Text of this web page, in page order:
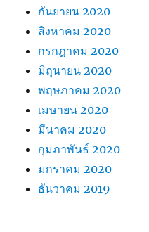
กันยายน 2020
สิงหาคม 2020
กรกฎาคม 2020
มิถุนายน 2020
พฤษภาคม 2020
เมษายน 2020
มีนาคม 2020
กุมภาพันธ์ 2020
มกราคม 2020
ธันวาคม 2019